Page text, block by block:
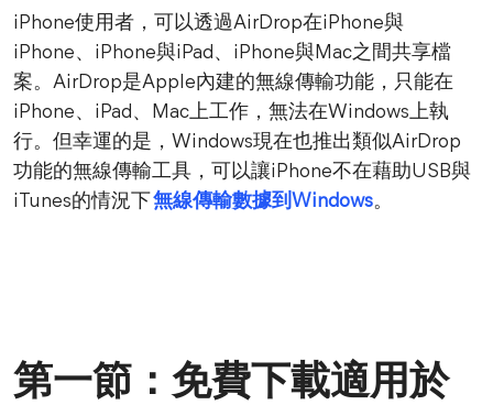
iPhone使用者，可以透過AirDrop在iPhone與
iPhone、iPhone與iPad、iPhone與Mac之間共享檔
案。AirDrop是Apple內建的無線傳輸功能，只能在
iPhone、iPad、Mac上工作，無法在Windows上執
行。但幸運的是，Windows現在也推出類似AirDrop
功能的無線傳輸工具，可以讓iPhone不在藉助USB與
iTunes的情況下 無線傳輸數據到Windows。
第一節：免費下載適用於